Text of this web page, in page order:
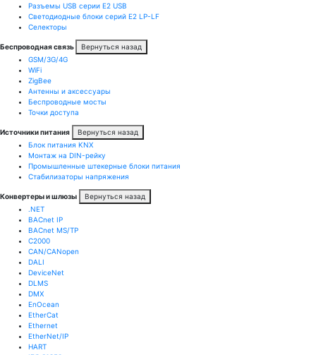
Разъемы USB серии E2 USB
Светодиодные блоки серий E2 LP-LF
Селекторы
Беспроводная связь
Вернуться назад
GSM/3G/4G
WiFi
ZigBee
Антенны и аксессуары
Беспроводные мосты
Точки доступа
Источники питания
Вернуться назад
Блок питания KNX
Монтаж на DIN-рейку
Промышленные штекерные блоки питания
Стабилизаторы напряжения
Конвертеры и шлюзы
Вернуться назад
.NET
BACnet IP
BACnet MS/TP
C2000
CAN/CANopen
DALI
DeviceNet
DLMS
DMX
EnOcean
EtherCat
Ethernet
EtherNet/IP
HART